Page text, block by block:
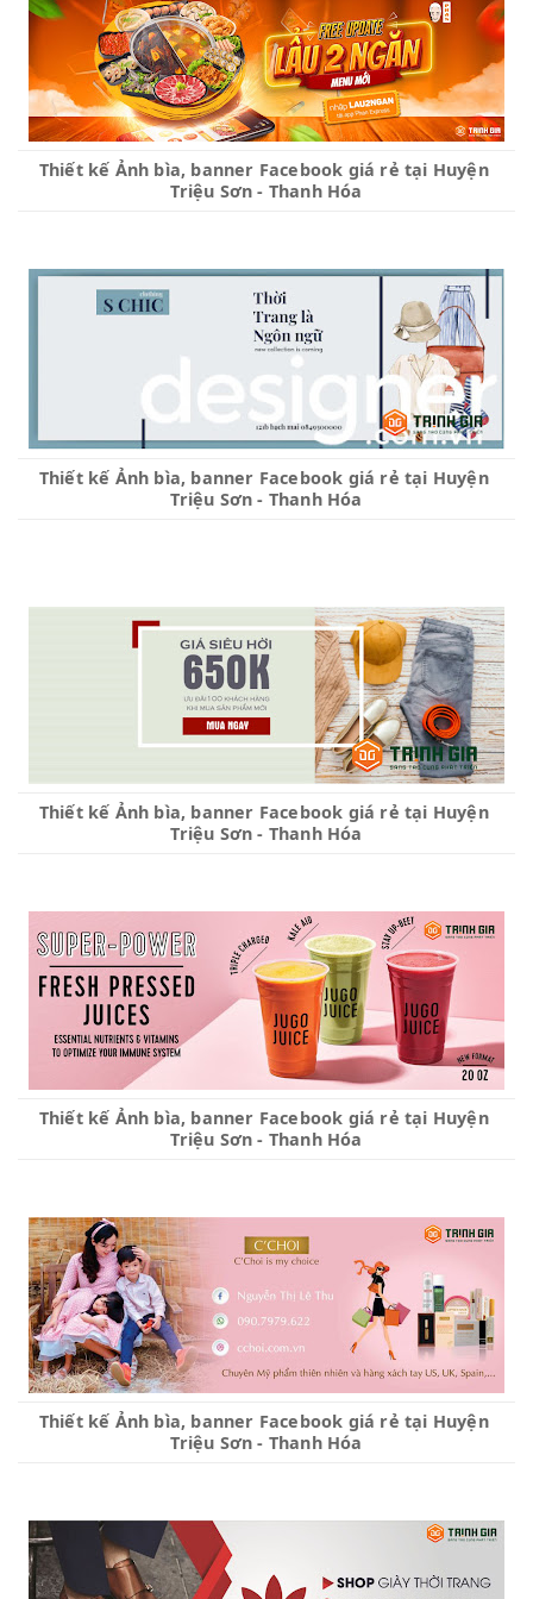
Thiết kế Ảnh bìa, banner Facebook giá rẻ tại Huyện
Triệu Sơn - Thanh Hóa
Thiết kế Ảnh bìa, banner Facebook giá rẻ tại Huyện
Triệu Sơn - Thanh Hóa
Thiết kế Ảnh bìa, banner Facebook giá rẻ tại Huyện
Triệu Sơn - Thanh Hóa
Thiết kế Ảnh bìa, banner Facebook giá rẻ tại Huyện
Triệu Sơn - Thanh Hóa
Thiết kế Ảnh bìa, banner Facebook giá rẻ tại Huyện
Triệu Sơn - Thanh Hóa